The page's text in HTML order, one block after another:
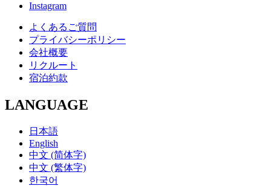
Instagram
よくあるご質問
プライバシーポリシー
会社概要
リクルート
宿泊約款
LANGUAGE
日本語
English
中文 (简体字)
中文 (繁体字)
한국어